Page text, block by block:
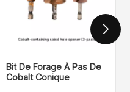
Bit De Forage À Pas De
Cobalt Conique